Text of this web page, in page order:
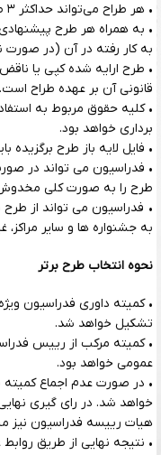
• هر طراح می‌تواند حداکثر ۳ طرح ارائه نماید.
• به همراه هر طرح
به کار رفته در آن (در صورت
• طرح ارایه شده کپی یا
قانونی آن بر عهده طراح است.
• کلیه حقوق مربوط به
برداری خواهد بود.
• فایل لایه باز طرح
• فدراسیون می تواند در
طرح را به صورت کلی مخدوش
• فدراسیون می تواند از طرح
به جشنواره ها و سایر مراکز،
نحوه انتخاب طرح برتر
• کمیته داوری فدراسیون
تشکیل خواهد شد.
• کمیته مرکب از رییس
عمومی خواهد بود.
• در صورت عدم اجماع
خواهد شد. در رای گیری
هیات رییسه فدراسیون نیز
• نتیجه نهایی از طریق